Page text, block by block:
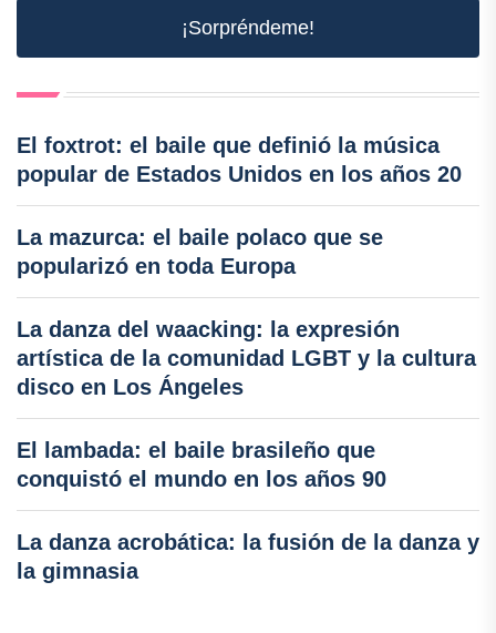
¡Sorpréndeme!
El foxtrot: el baile que definió la música
popular de Estados Unidos en los años 20
La mazurca: el baile polaco que se
popularizó en toda Europa
La danza del waacking: la expresión
artística de la comunidad LGBT y la cultura
disco en Los Ángeles
El lambada: el baile brasileño que
conquistó el mundo en los años 90
La danza acrobática: la fusión de la danza y
la gimnasia